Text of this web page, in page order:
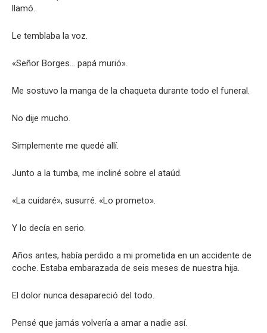
llamó.
Le temblaba la voz.
«Señor Borges… papá murió».
Me sostuvo la manga de la chaqueta durante todo el funeral.
No dije mucho.
Simplemente me quedé allí.
Junto a la tumba, me incliné sobre el ataúd.
«La cuidaré», susurré. «Lo prometo».
Y lo decía en serio.
Años antes, había perdido a mi prometida en un accidente de
coche. Estaba embarazada de seis meses de nuestra hija.
El dolor nunca desapareció del todo.
Pensé que jamás volvería a amar a nadie así.